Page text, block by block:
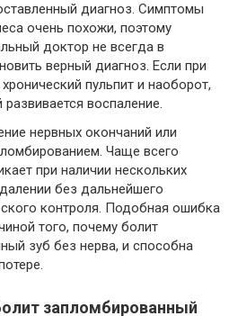
диагноз. Симптомы
очень похожи, поэтому
доктор не всегда в
верный диагноз. Если при
пульпит и наоборот,
воспаление.
нервных окончаний или
Чаще всего
при наличии нескольких
без дальнейшего
контроля. Подобная ошибка
того, почему болит
зуб без нерва, и способна
запломбированный